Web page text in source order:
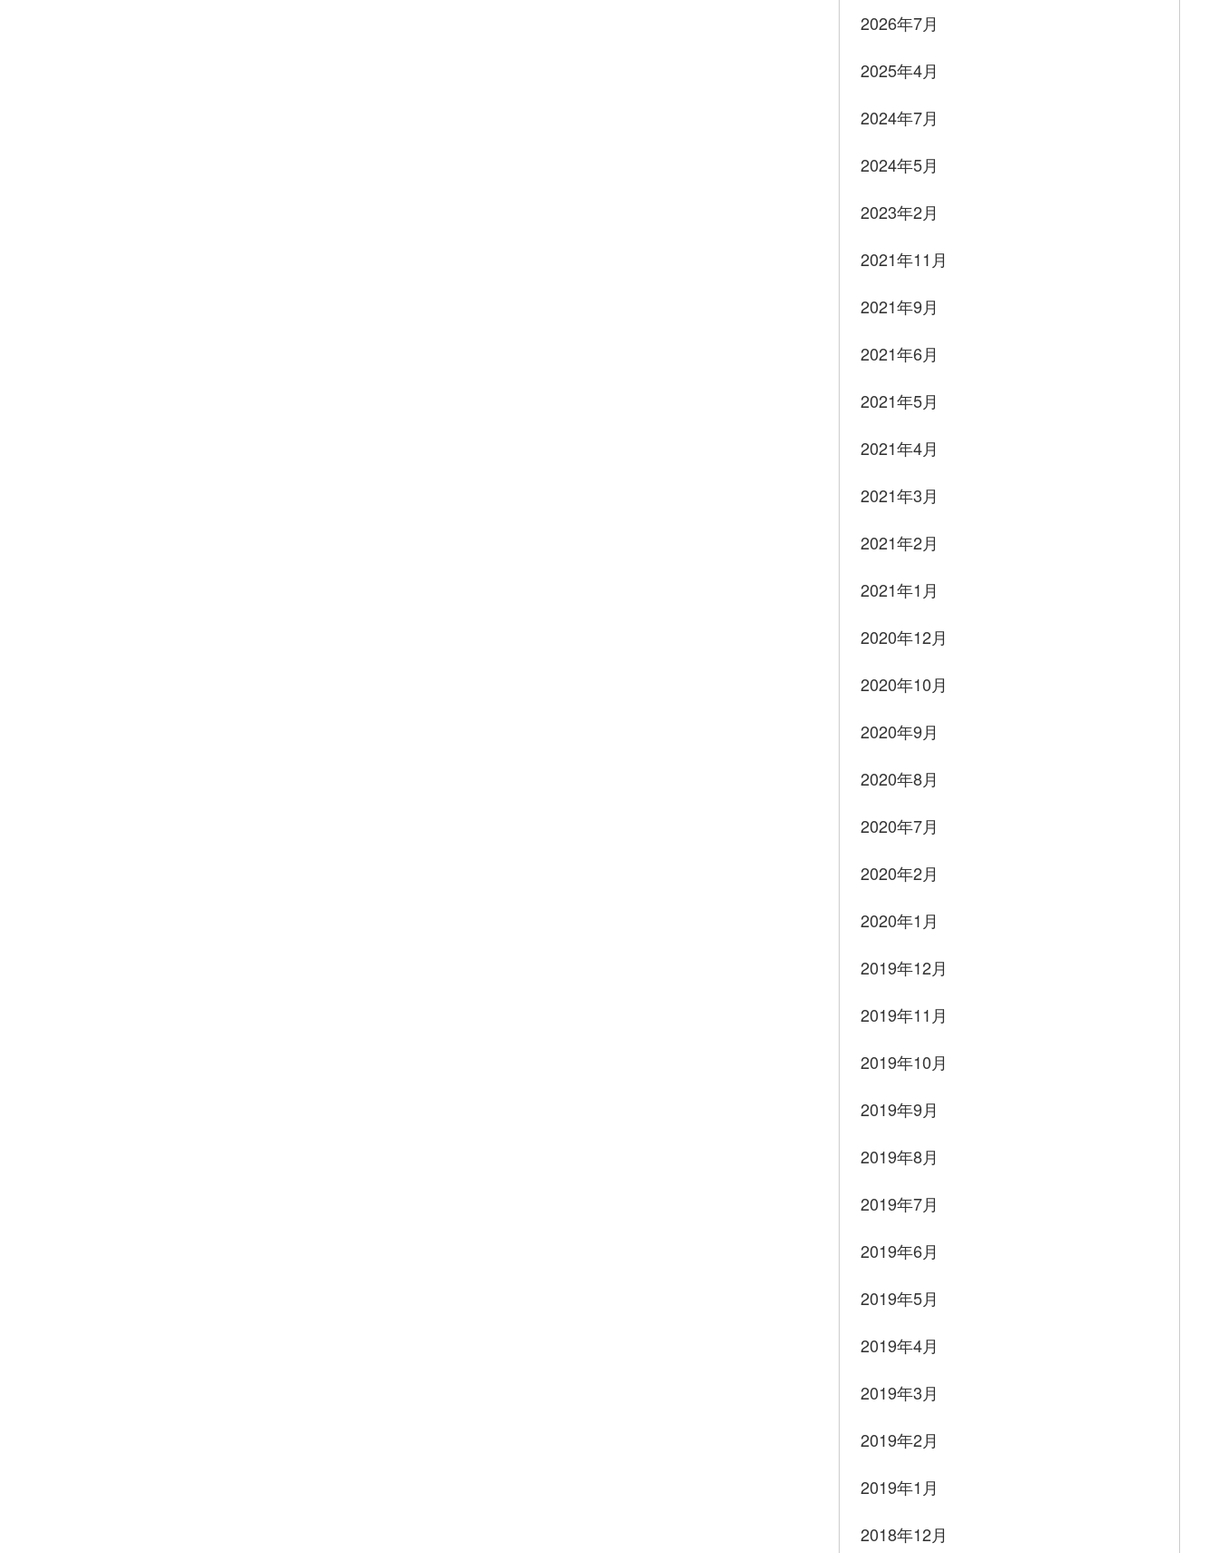
2026年7月
2025年4月
2024年7月
2024年5月
2023年2月
2021年11月
2021年9月
2021年6月
2021年5月
2021年4月
2021年3月
2021年2月
2021年1月
2020年12月
2020年10月
2020年9月
2020年8月
2020年7月
2020年2月
2020年1月
2019年12月
2019年11月
2019年10月
2019年9月
2019年8月
2019年7月
2019年6月
2019年5月
2019年4月
2019年3月
2019年2月
2019年1月
2018年12月